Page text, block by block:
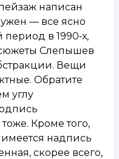
написан
— все ясно
в 1990‑х,
Слепышев
Вещи
Обратите
углу
Кроме того,
надпись
скорее всего,